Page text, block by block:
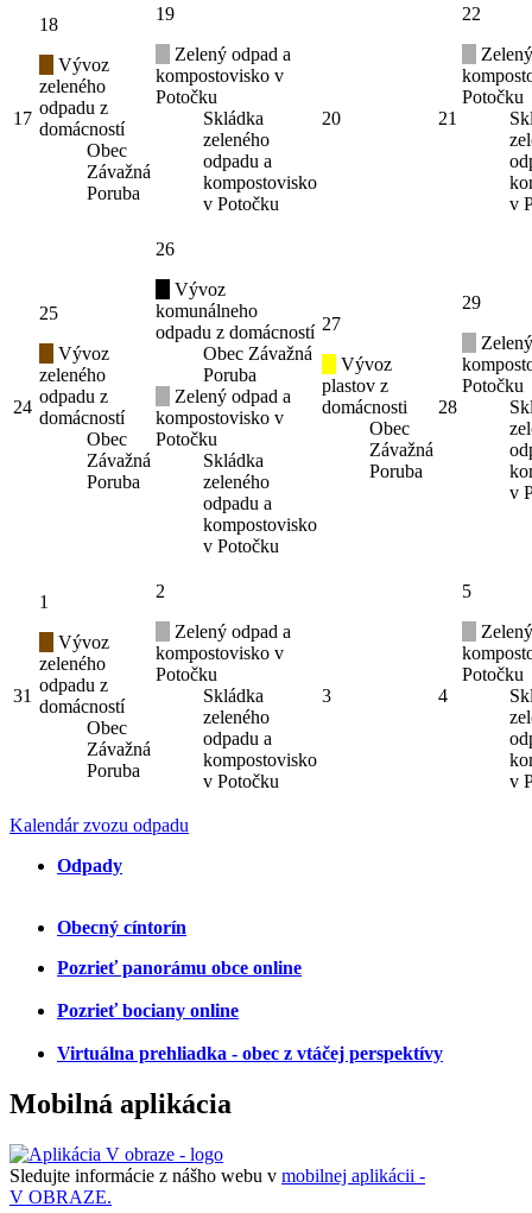
17
18
Vývoz
zeleného
odpadu z
domácností
Obec
Závažná
Poruba
19
Zelený odpad a
kompostovisko v
Potočku
Skládka
zeleného
odpadu a
kompostovisko
v Potočku
20 21
22
Potočku
v
24
25
Vývoz
zeleného
odpadu z
domácností
Obec
Závažná
Poruba
26
Vývoz
komunálneho
odpadu z domácností
Obec Závažná
Poruba
Zelený odpad a
kompostovisko v
Potočku
Skládka
zeleného
odpadu a
kompostovisko
v Potočku
27
Vývoz
plastov z
domácnosti
Obec
Závažná
Poruba
28
29
Potočku
v
31
1
Vývoz
zeleného
odpadu z
domácností
Obec
Závažná
Poruba
2
Zelený odpad a
kompostovisko v
Potočku
Skládka
zeleného
odpadu a
kompostovisko
v Potočku
3 4
5
Potočku
v
Kalendár zvozu odpadu
Odpady
Obecný cíntorín
Pozrieť panorámu obce online
Pozrieť bociany online
Virtuálna prehliadka - obec z vtáčej perspektívy
Mobilná aplikácia
Sledujte informácie z nášho webu v mobilnej aplikácii -
V OBRAZE.